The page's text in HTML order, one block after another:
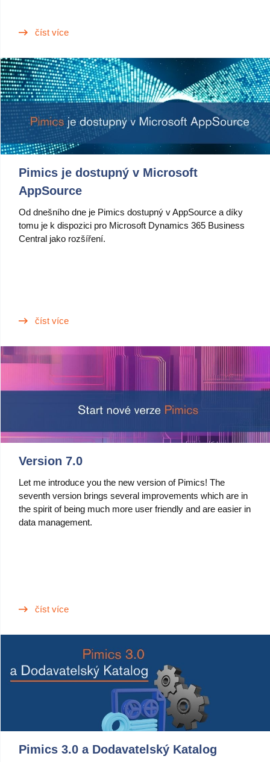
číst více
Pimics je dostupný v Microsoft
AppSource
Od dnešního dne je Pimics dostupný v AppSource a díky
tomu je k dispozici pro Microsoft Dynamics 365 Business
Central jako rozšíření.
číst více
Version 7.0
Let me introduce you the new version of Pimics! The
seventh version brings several improvements which are in
the spirit of being much more user friendly and are easier in
data management.
číst více
Pimics 3.0 a Dodavatelský Katalog